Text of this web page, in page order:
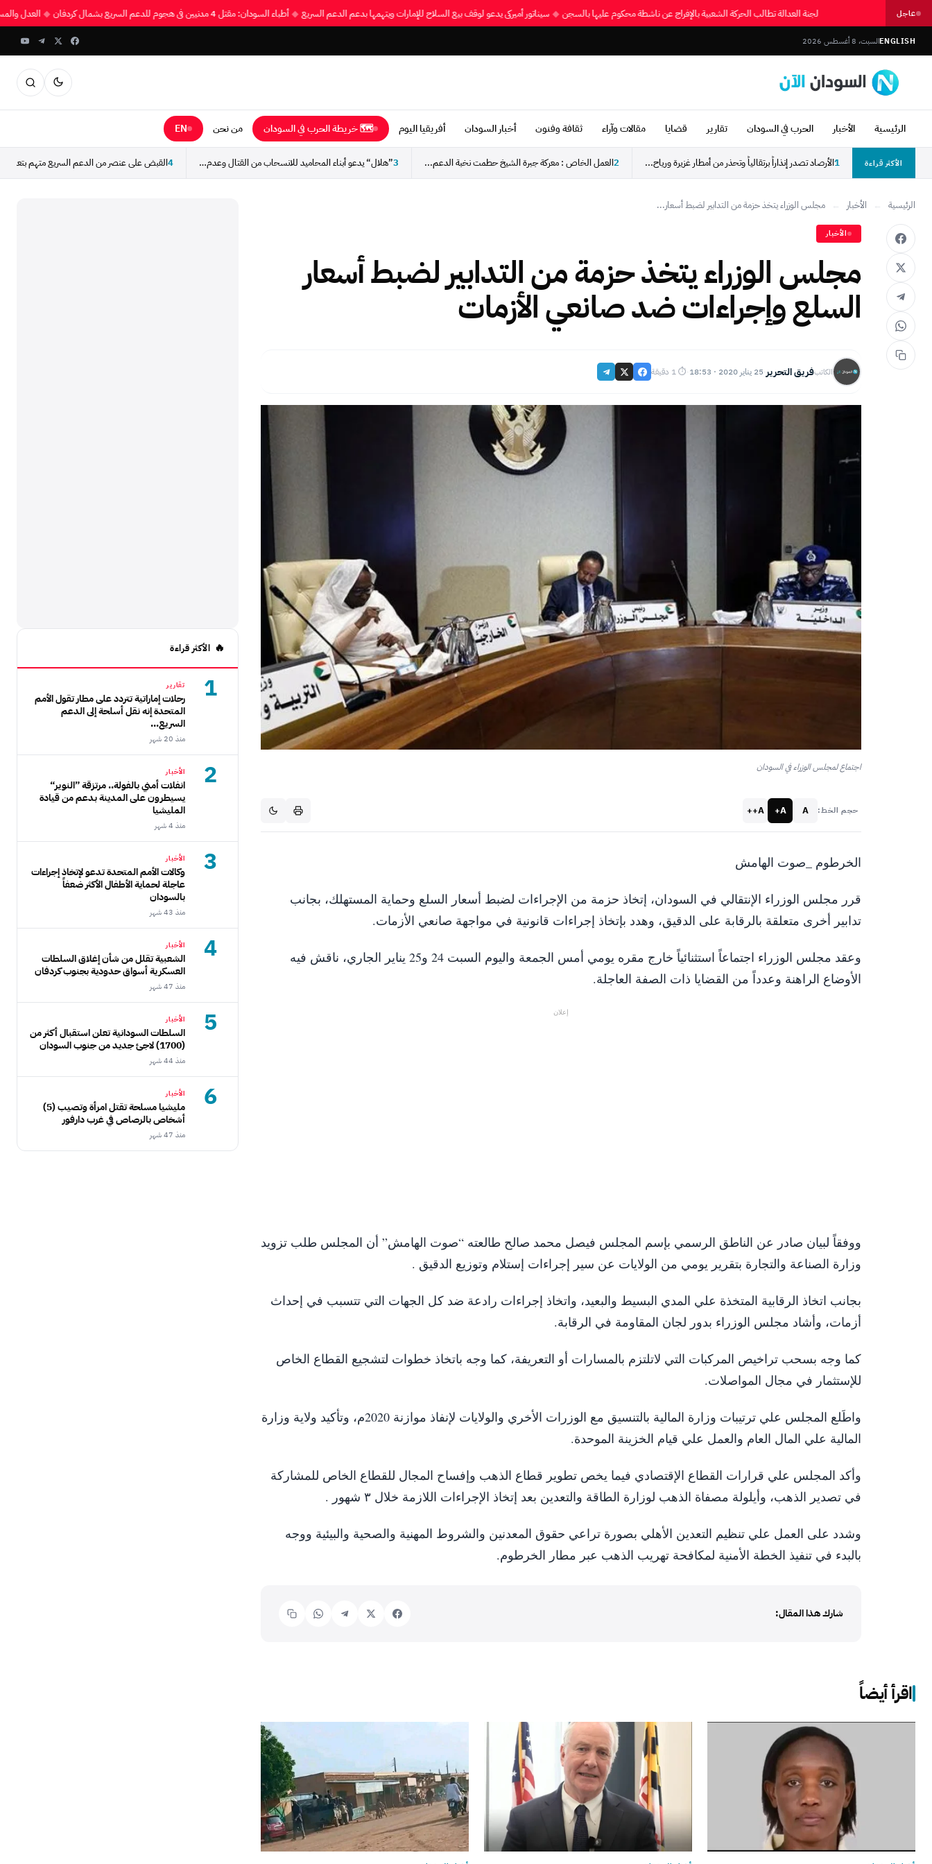
عاجل لجنة العدالة تطالب الحركة الشعبية بالإفراج عن ناشطة محكوم عليها بالسجن ◆ سيناتور أميركي يدعو لوقف بيع السلاح للإمارات ويتهمها بدعم الدعم السريع ◆ أطباء السودان: مقتل 4 مدنيين في هجوم للدعم السريع بشمال كردفان ◆ العدل
ENGLISHالسبت، 8 أغسطس 2026
الرئيسية الأخبار الحرب في السودان تقارير قضايا مقالات وآراء ثقافة وفنون أخبار السودان أفريقيا اليوم 🗺 خريطة الحرب في السودان من نحن EN
الأكثر قراءة 1الأرصاد تصدر إنذاراً برتقالياً وتحذر من أمطار غزيرة ورياح... 2العمل الخاص : معركة جبرة الشيخ حطمت نخبة الدعم... 3 ”هلال“ يدعو أبناء المحاميد للانسحاب من القتال وعدم الاستجابة... 4القبض على عنصر من الدعم السريع متهم
الرئيسية ← الأخبار ← مجلس الوزراء يتخذ حزمة من التدابير لضبط أسعار...
الأخبار
مجلس الوزراء يتخذ حزمة من التدابير لضبط أسعار
السلع وإجراءات ضد صانعي الأزمات
الكاتبفريق التحرير·25 يناير 2020 · 18:53 ·⏱ 1 دقيقة
اجتماع لمجلس الوزراء في السودان
حجم الخط: A
A+
A++
الخرطوم _صوت الهامش
قرر مجلس الوزراء الإنتقالي في السودان، إتخاذ حزمة من الإجراءات لضبط أسعار السلع وحماية المستهلك، بجانب
تدابير أخرى متعلقة بالرقابة على الدقيق، وهدد بإتخاذ إجراءات قانونية في مواجهة صانعي الأزمات.
وعقد مجلس الوزراء اجتماعاً استثنائياً خارج مقره يومي أمس الجمعة واليوم السبت 24 و25 يناير الجاري، ناقش فيه
الأوضاع الراهنة وعدداً من القضايا ذات الصفة العاجلة.
إعلان
ووفقاً لبيان صادر عن الناطق الرسمي بإسم المجلس فيصل محمد صالح طالعته “صوت الهامش” أن المجلس طلب تزويد
وزارة الصناعة والتجارة بتقرير يومي من الولايات عن سير إجراءات إستلام وتوزيع الدقيق .
بجانب اتخاذ الرقابية المتخذة علي المدي البسيط والبعيد، واتخاذ إجراءات رادعة ضد كل الجهات التي تتسبب في إحداث
أزمات، وأشاد مجلس الوزراء بدور لجان المقاومة في الرقابة.
كما وجه بسحب تراخيص المركبات التي لاتلتزم بالمسارات أو التعريفة، كما وجه باتخاذ خطوات لتشجيع القطاع الخاص
للإستثمار في مجال المواصلات.
واطَلع المجلس علي ترتيبات وزارة المالية بالتنسيق مع الوزرات الأخري والولايات لإنفاذ موازنة 2020م، وتأكيد ولاية وزارة
المالية علي المال العام والعمل علي قيام الخزينة الموحدة.
وأكد المجلس علي قرارات القطاع الإقتصادي فيما يخص تطوير قطاع الذهب وإفساح المجال للقطاع الخاص للمشاركة
في تصدير الذهب، وأيلولة مصفاة الذهب لوزارة الطاقة والتعدين بعد إتخاذ الإجراءات اللازمة خلال ٣ شهور .
وشدد على العمل علي تنظيم التعدين الأهلي بصورة تراعي حقوق المعدنين والشروط المهنية والصحية والبيئية ووجه
بالبدء في تنفيذ الخطة الأمنية لمكافحة تهريب الذهب عبر مطار الخرطوم.
شارك هذا المقال:
اقرأ أيضاً
الأكثر قراءة
1 تقارير
رحلات إماراتية تتردد على مطار تقول الأمم
المتحدة إنه نقل أسلحة إلى الدعم
السريع...
منذ 20 شهر
2 الأخبار
انفلات أمني بالفولة.. مرتزقة ”النوير“
يسيطرون على المدينة بدعم من قيادة
المليشيا
منذ 4 شهر
3 الأخبار
وكالات الأمم المتحدة تدعو لإتخاذ إجراءات
عاجلة لحماية الأطفال الأكثر ضعفاً
بالسودان
منذ 43 شهر
4 الأخبار
الشعبية تقلل من شأن إغلاق السلطات
العسكرية أسواق حدودية بجنوب كردفان
منذ 47 شهر
5 الأخبار
السلطات السودانية تعلن استقبال أكثر من
(1700) لاجئ جديد من جنوب السودان
منذ 44 شهر
6 الأخبار
مليشيا مسلحة تقتل امرأة وتصيب (5)
أشخاص بالرصاص في غرب دارفور
منذ 47 شهر